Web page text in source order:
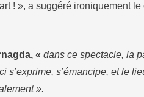
! », a suggéré ironiquement
« dans ce spectacle, la
s’exprime, s’émancipe, et le
».